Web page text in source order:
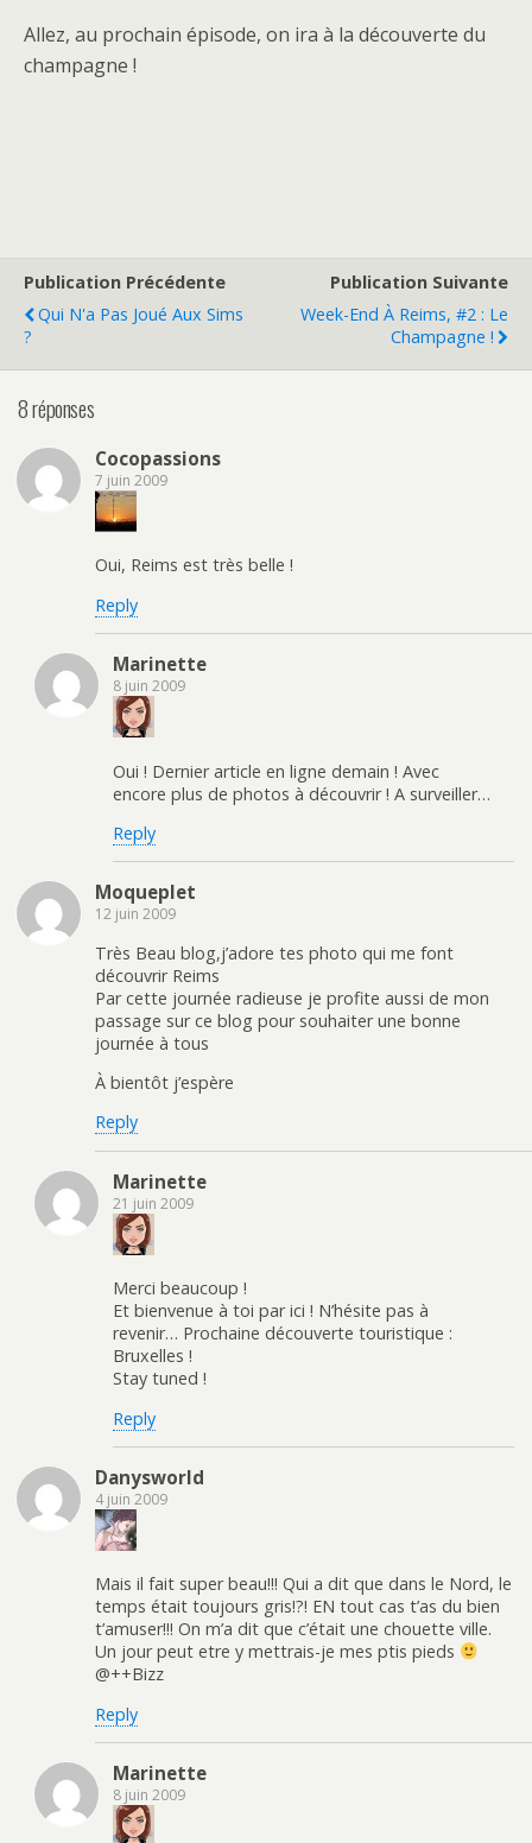
Allez, au prochain épisode, on ira à la découverte du
champagne !
Publication Précédente
Qui N'a Pas Joué Aux Sims
?
Publication Suivante
Week-End À Reims, #2 : Le
Champagne !
8 réponses
Cocopassions
7 juin 2009
Oui, Reims est très belle !
Reply
Marinette
8 juin 2009
Oui ! Dernier article en ligne demain ! Avec
encore plus de photos à découvrir ! A surveiller…
Reply
Moqueplet
12 juin 2009
Très Beau blog,j’adore tes photo qui me font
découvrir Reims
Par cette journée radieuse je profite aussi de mon
passage sur ce blog pour souhaiter une bonne
journée à tous
À bientôt j’espère
Reply
Marinette
21 juin 2009
Merci beaucoup !
Et bienvenue à toi par ici ! N’hésite pas à
revenir… Prochaine découverte touristique :
Bruxelles !
Stay tuned !
Reply
Danysworld
4 juin 2009
Mais il fait super beau!!! Qui a dit que dans le Nord, le
temps était toujours gris!?! EN tout cas t’as du bien
t’amuser!!! On m’a dit que c’était une chouette ville.
Un jour peut etre y mettrais-je mes ptis pieds
@++Bizz
Reply
Marinette
8 juin 2009